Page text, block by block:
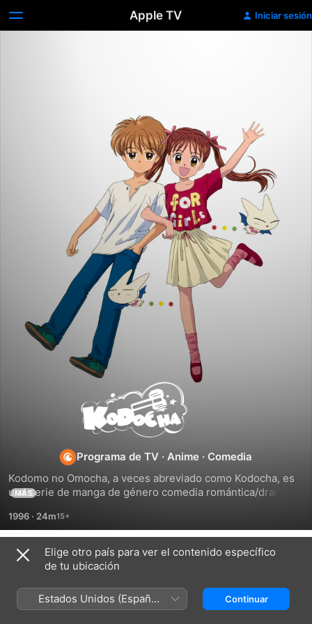
Apple TV Iniciar sesión
Kodomo
no
Omocha
Programa de TV ·Anime ·Comedia
Kodomo no Omocha, a veces abreviado como Kodocha, es
una serie de manga de género comedia romántica/drama
agosto de 1994 y se terminó de publicar en noviembre de
1998, mientras que el anime salió el 5 de abril de 1996 y
terminó de emitirse el 27 de marzo de 1998.
MÁS
1996 · 24m
Temporada 1
Elige otro país para ver el contenido específico
de tu ubicación
Estados Unidos (Español
México)
Continuar